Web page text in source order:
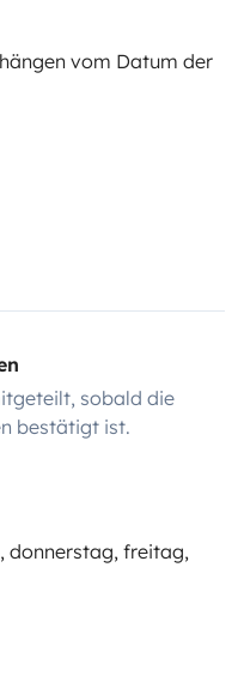
vom Datum der
sobald die
bestätigt ist.
donnerstag, freitag,